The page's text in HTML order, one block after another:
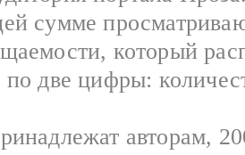
сумме
который
по две цифры:
авторам,